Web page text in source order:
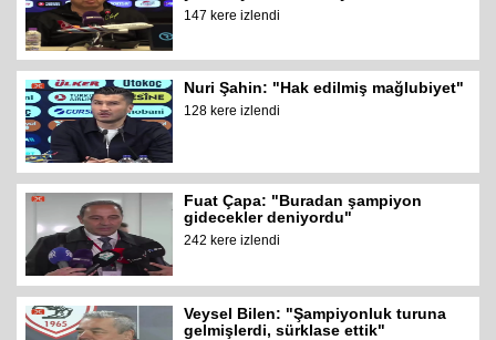
147 kere izlendi
Nuri Şahin: "Hak edilmiş mağlubiyet"
128 kere izlendi
Fuat Çapa: "Buradan şampiyon
gidecekler deniyordu"
242 kere izlendi
Veysel Bilen: "Şampiyonluk turuna
gelmişlerdi, sürklase ettik"